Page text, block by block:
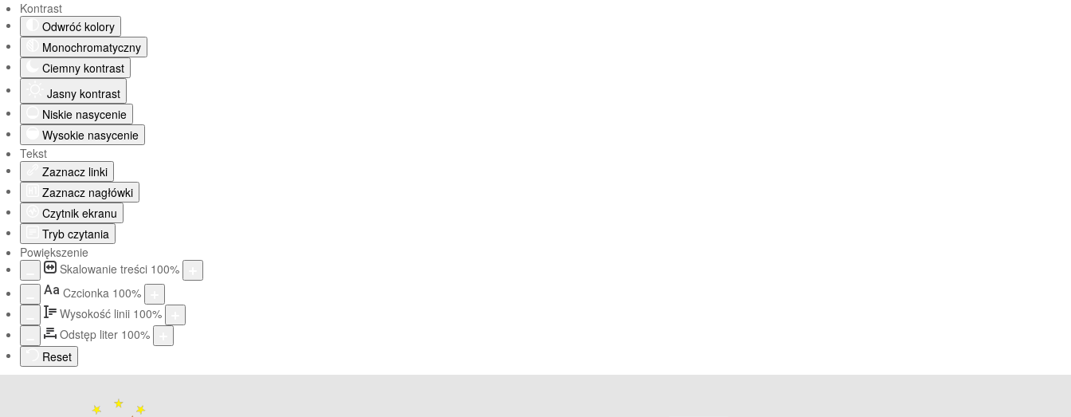
Kontrast
Odwróć kolory
Monochromatyczny
Ciemny kontrast
Jasny kontrast
Niskie nasycenie
Wysokie nasycenie
Tekst
Zaznacz linki
Zaznacz nagłówki
Czytnik ekranu
Tryb czytania
Powiększenie
Skalowanie treści 100%
Aa Czcionka 100%
Wysokość linii 100%
Odstęp liter 100%
Reset